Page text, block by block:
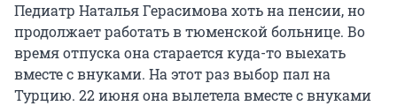
Педиатр Наталья Герасимова хоть на пенсии, но
продолжает работать в тюменской больнице. Во
время отпуска она старается куда-то выехать
вместе с внуками. На этот раз выбор пал на
Турцию. 22 июня она вылетела вместе с внуками